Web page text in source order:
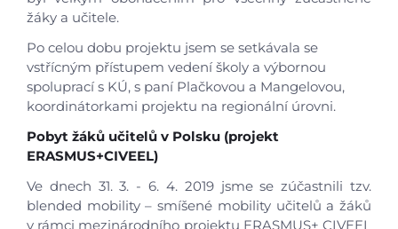
žáky a učitele.
Po celou dobu projektu jsem se setkávala se
vstřícným přístupem vedení školy a výbornou
spoluprací s KÚ, s paní Plačkovou a Mangelovou,
koordinátorkami projektu na regionální úrovni.
Pobyt žáků učitelů v Polsku (projekt
ERASMUS+CIVEEL)
Ve dnech 31. 3. - 6. 4. 2019 jsme se zúčastnili tzv.
blended mobility – smíšené mobility učitelů a žáků
v rámci mezinárodního projektu ERASMUS+ CIVEEL